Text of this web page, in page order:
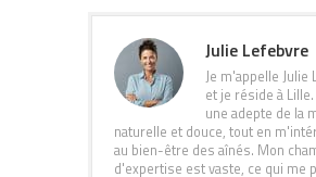
Julie Lefebvre
Je m'appelle Julie
et je réside à
une adepte de la
naturelle et douce, tout en
au bien-être des aînés. Mon
d'expertise est vaste, ce qui me